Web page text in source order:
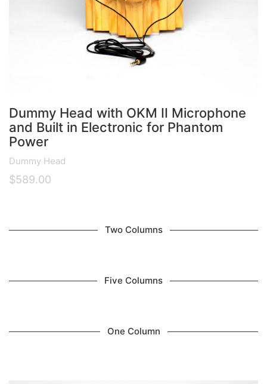
Dummy Head with OKM II Microphone
and Built in Electronic for Phantom
Power
Dummy Head
$589.00
Two Columns
Five Columns
One Column